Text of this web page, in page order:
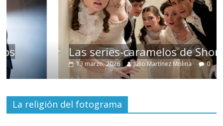
Las series-caramelos de Shondaland
Julio Martínez Molina 0
La religión del fotograma